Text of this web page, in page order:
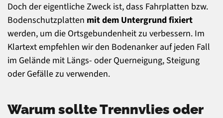
Doch der eigentliche Zweck ist, dass Fahrplatten bzw.
Bodenschutzplatten mit dem Untergrund fixiert
werden, um die Ortsgebundenheit zu verbessern. Im
Klartext empfehlen wir den Bodenanker auf jeden Fall
im Gelände mit Längs- oder Querneigung, Steigung
oder Gefälle zu verwenden.
Warum sollte Trennvlies oder